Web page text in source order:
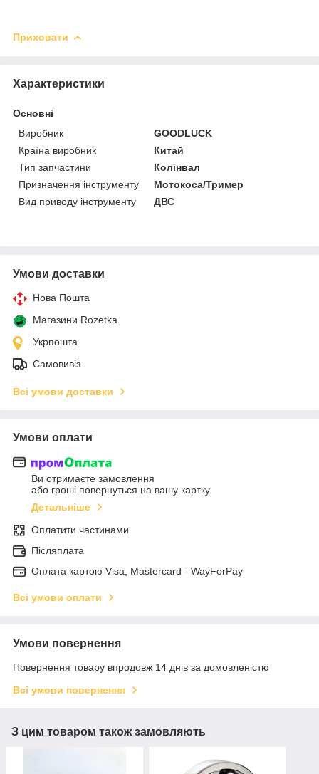
Приховати
Характеристики
Основні
Виробник
GOODLUCK
Країна виробник
Китай
Тип запчастини
Колінвал
Призначення інструменту
Мотокоса/Тример
Вид приводу інструменту
ДВС
Умови доставки
Нова Пошта
Магазини Rozetka
Укрпошта
Самовивіз
Всі умови доставки
Умови оплати
Ви отримаєте замовлення
або гроші повернуться на вашу картку
Детальніше
Оплатити частинами
Післяплата
Оплата картою Visa, Mastercard - WayForPay
Всі умови оплати
Умови повернення
Повернення товару впродовж 14 днів за домовленістю
Всі умови повернення
З цим товаром також замовляють